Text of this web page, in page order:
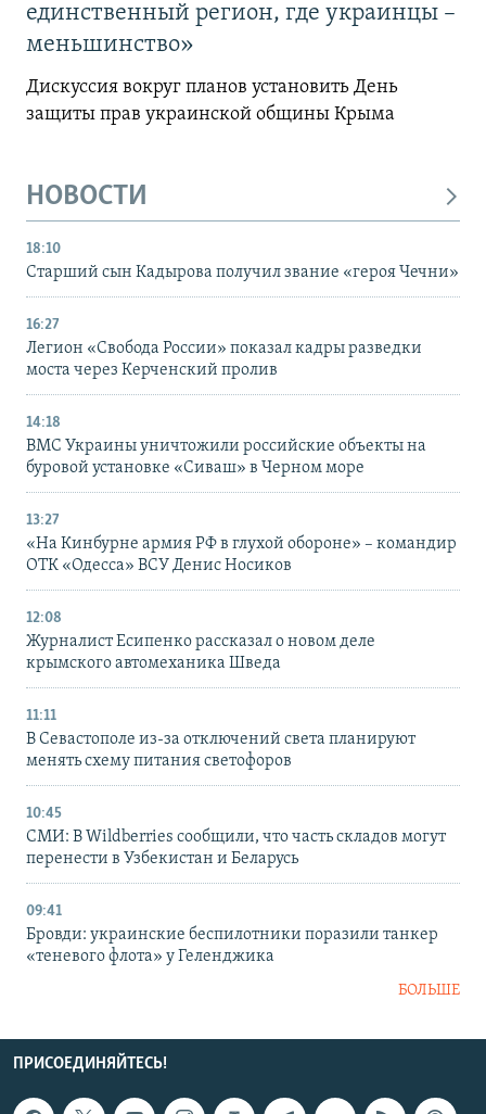
единственный регион, где украинцы –
меньшинство»
Дискуссия вокруг планов установить День
защиты прав украинской общины Крыма
НОВОСТИ
18:10
Старший сын Кадырова получил звание «героя Чечни»
16:27
Легион «Свобода России» показал кадры разведки
моста через Керченский пролив
14:18
ВМС Украины уничтожили российские объекты на
буровой установке «Сиваш» в Черном море
13:27
«На Кинбурне армия РФ в глухой обороне» – командир
ОТК «Одесса» ВСУ Денис Носиков
12:08
Журналист Есипенко рассказал о новом деле
крымского автомеханика Шведа
11:11
В Севастополе из-за отключений света планируют
менять схему питания светофоров
10:45
СМИ: В Wildberries сообщили, что часть складов могут
перенести в Узбекистан и Беларусь
09:41
Бровди: украинские беспилотники поразили танкер
«теневого флота» у Геленджика
БОЛЬШЕ
ПРИСОЕДИНЯЙТЕСЬ!